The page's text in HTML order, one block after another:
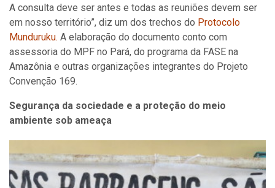
A consulta deve ser antes e todas as reuniões devem ser
em nosso território”, diz um dos trechos do Protocolo
Munduruku. A elaboração do documento conto com
assessoria do MPF no Pará, do programa da FASE na
Amazônia e outras organizações integrantes do Projeto
Convenção 169.
Segurança da sociedade e a proteção do meio
ambiente sob ameaça